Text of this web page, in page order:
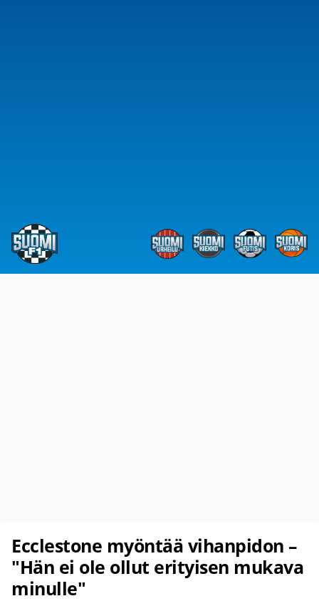
Ecclestone myöntää vihanpidon –
"Hän ei ole ollut erityisen mukava
minulle"